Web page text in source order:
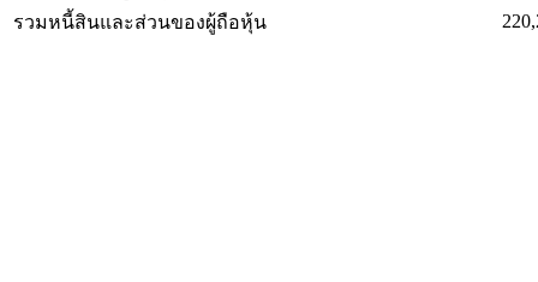
รวมหนี้สินและส่วนของผู้ถือหุ้น